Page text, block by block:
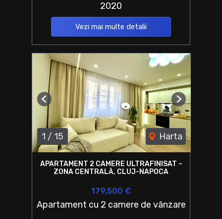
2020
Vezi mai multe detalii
1 / 15 Harta
Previous Next
APARTAMENT 2 CAMERE ULTRAFINISAT –
ZONA CENTRALĂ, CLUJ-NAPOCA
179,500 €
Apartament cu 2 camere de vânzare